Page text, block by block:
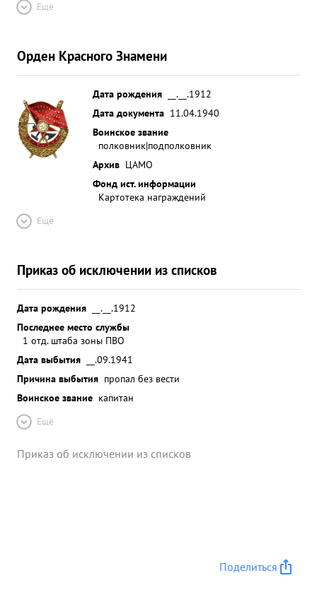
Ещё
Орден Красного Знамени
Дата рождения
__.__.1912
Дата документа 11.04.1940
Воинское звание
полковник|подполковник
Архив ЦАМО
Фонд ист. информации
Картотека награждений
Ещё
Приказ об исключении из списков
Дата рождения
__.__.1912
Последнее место службы
1 отд. штаба зоны ПВО
Дата выбытия
__.09.1941
Причина выбытия пропал без вести
Воинское звание капитан
Ещё
Приказ об исключении из списков
Поделиться